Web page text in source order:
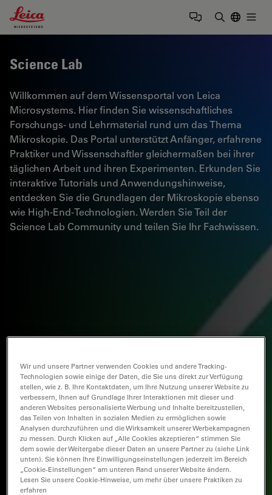
Leica Microsystems Logo
Science Lab
Willkommen auf dem Wissensportal von Leica
Microsystems. Hier finden Sie wissenschaftliches
Forschungs- und Lehrmaterial rund um das Thema
Mikroskopie. Das Portal unterstützt Anfänger, erfahrene
Praktiker und Wissenschaftler gleichermaßen bei ihrer
täglichen Arbeit und ihren Experimenten. Erkunden Sie
interaktive Tutorials und Anwendungshinweise,
entdecken Sie die Grundlagen der Mikroskopie ebenso
wie High-End-Technologien. Werden Sie Teil der
Science Lab Community und teilen Sie Ihr Fachwissen.
Wir und unsere Partner verwenden Cookies und andere Tracking-
Technologien sowie einige der Daten, die Sie uns direkt zur Verfügung
stellen, wie z. B. Ihre Kontaktdaten, um Ihre Nutzung unserer Website zu
verbessern, Ihnen auf Grundlage Ihrer Interaktionen mit dieser und
anderen Websites personalisierte Werbung und Inhalte bereitzustellen,
das Teilen von Inhalten in sozialen Medien zu ermöglichen sowie
Analysen durchzuführen und die Wirksamkeit unserer Werbekampagnen
zu messen. Durch Klicken auf „Alle Cookies akzeptieren“ stimmen Sie
dem sowie der Weitergabe dieser Daten an unsere Partner zu (siehe Link
unten). Sie können Ihre Einwilligungseinstellungen jederzeit im Bereich
„Cookie-Einstellungen“ am unteren Rand unserer Website ändern.
Lesen Sie unsere Cookie-Hinweise, um mehr über unsere Praktiken zu
erfahren